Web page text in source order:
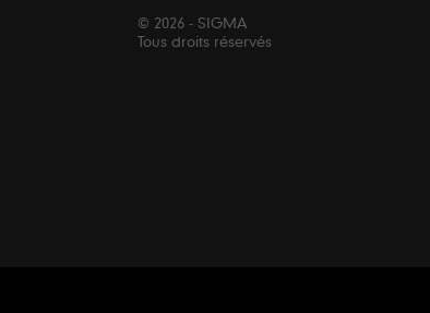
© 2026 - SIGMA
Tous droits réservés